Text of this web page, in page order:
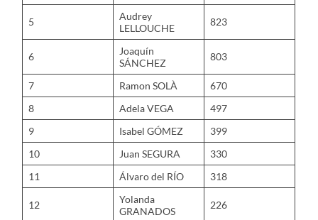
5
Audrey
LELLOUCHE
823
6
Joaquín
SÁNCHEZ
803
7 Ramon SOLÀ
670
8
Adela VEGA
497
9
Isabel GÓMEZ
399
10
Juan SEGURA
330
11
Álvaro del RÍO 318
12
Yolanda
GRANADOS
226